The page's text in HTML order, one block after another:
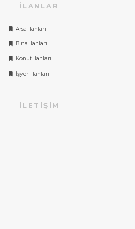
İLANLAR
Arsa İlanları
Bina İlanları
Konut İlanları
İşyeri İlanları
İLETIŞIM